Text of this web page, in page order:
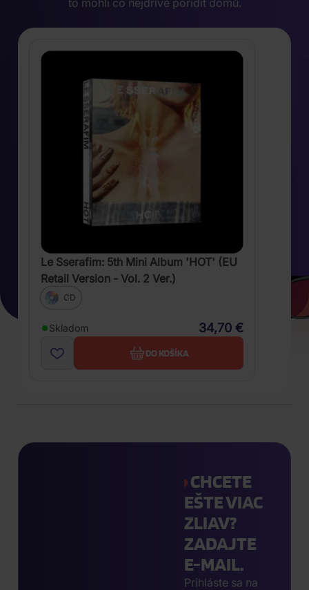
to mohli co nejdříve pořídit domů.
Le Sserafim: 5th Mini Album 'HOT' (EU
Retail Version - Vol. 2 Ver.)
CD
Skladom 34,70 €
DO KOŠÍKA
CHCETE
EŠTE VIAC
ZLIAV?
ZADAJTE
E-MAIL.
Prihláste sa na